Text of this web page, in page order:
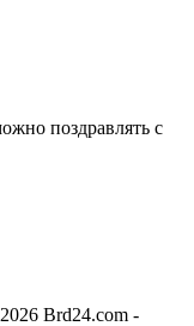
поздравлять с
Brd24.com -